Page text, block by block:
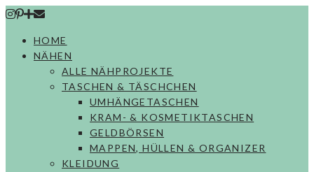
Skip
contentHOME
NÄHEN
ALLE NÄHPROJEKTE
TASCHEN & TÄSCHCHEN
UMHÄNGETASCHEN
KRAM- & KOSMETIKTASCHEN
GELDBÖRSEN
MAPPEN, HÜLLEN & ORGANIZER
KLEIDUNG